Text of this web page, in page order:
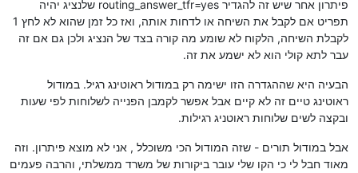
פיתרון אחר שיש זה להגדיר routing_answer_tfr=yes שלנציג יהיה
תפריט אם לקבל את השיחה או לדחות אותה, ואז כל זמן שהוא לא לחץ 1
לקבלת השיחה, הלקוח לא שומע מה קורה בצד של הנציג ולכן גם אם זה
עבר לתא קולי הוא לא ישמע את זה.
הבעיה היא שההגדרה הזו ישימה רק במודול ראוטינג רגיל. במודול
ראוטינג טיים זה לא קיים אבל אפשר לקמבן הפנייה לשלוחות לפי שעות
ובקצה לשים שלוחות ראוטניג רגילות.
אבל במודול תורים - שזה המודול הכי משוכלל , אני לא מוצא פיתרון. וזה
מאוד חבל לי כי הקו שלי עובר ביקורות של משרד ממשלתי, והרבה פעמים